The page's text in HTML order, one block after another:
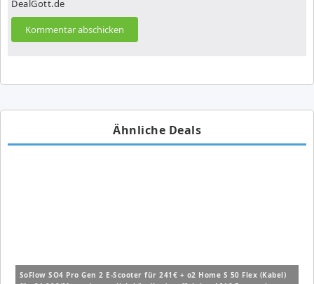
DealGott.de
Ähnliche Deals
SoFlow SO4 Pro Gen 2 E-Scooter für 241€ + o2 Home S 50 Flex (Kabel)